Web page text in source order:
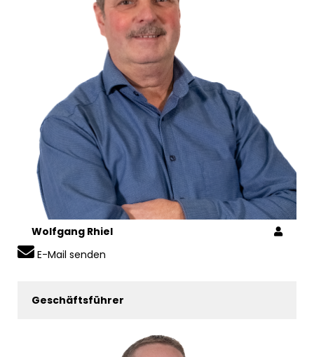
Wolfgang Rhiel
E-Mail senden
Geschäftsführer